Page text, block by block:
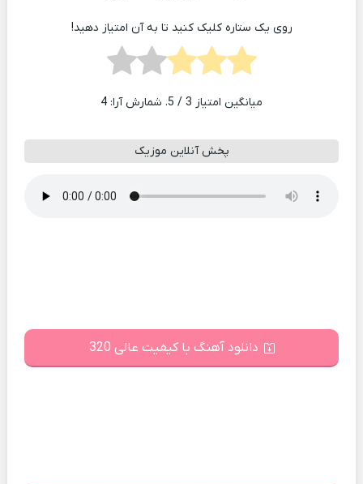
روی یک ستاره کلیک کنید تا به آن امتیاز دهید!
میانگین امتیاز 3 / 5. شمارش آرا: 4
پخش آنلاین موزیک
دانلود آهنگ با کیفیت عالی 320